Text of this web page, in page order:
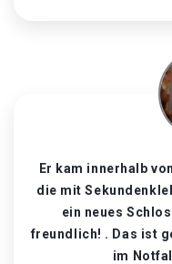
Er kam innerhalb
die mit
ein neues
freundlich! . Das ist
im